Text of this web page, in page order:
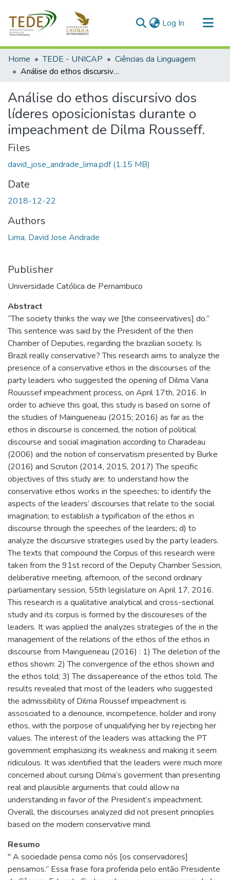
Log In (current)
Communities & Collections
All of DSpace
Home TEDE - UNICAP
Ciências da Linguagem
Análise do ethos discursivo dos líderes oposicionistas durante o impeachment de Dilma Rousseff.
Análise do ethos discursivo dos
líderes oposicionistas durante o
impeachment de Dilma Rousseff.
Files
david_jose_andrade_lima.pdf(1.15 MB)
Date
2018-12-22
Authors
Lima, David Jose Andrade
Publisher
Universidade Católica de Pernambuco
Abstract
“The society thinks the way we [the conseervatives] do.”
This sentence was said by the President of the then
Chamber of Deputies, regarding the brazilian society. Is
Brazil really conservative? This research aims to analyze the
presence of a conservative ethos in the discourses of the
party leaders who suggested the opening of Dilma Vana
Rouussef impeachment process, on April 17th, 2016. In
order to achieve this goal, this study is based on some of
the studies of Maingueneau (2015; 2016) as far as the
ethos in discourse is concerned, the notion of political
discourse and social imagination according to Charadeau
(2006) and the notion of conservatism presented by Burke
(2016) and Scruton (2014, 2015, 2017) The specific
objectives of this study are: to understand how the
conservative ethos works in the speeches; to identify the
aspects of the leaders’ discourses that relate to the social
imagination; to establish a typification of the ethos in
discourse through the speeches of the learders; d) to
analyze the discursive strategies used by the party leaders.
The texts that compound the Corpus of this research were
taken from the 91st record of the Deputy Chamber Session,
deliberative meeting, afternoon, of the second ordinary
parliamentary session, 55th legislature on April 17, 2016.
This research is a qualitative analytical and cross-sectional
study and its corpus is formed by the discoureses of the
leaders. It was applied the analyzes strategies of the in the
management of the relations of the ethos of the ethos in
discourse from Maingueneau (2016) : 1) The deletion of the
ethos shown: 2) The convergence of the ethos shown and
the ethos told; 3) The dissapereance of the ethos told. The
results revealed that most of the leaders who suggested
the admissibility of Dilma Roussef impeachment is
assosciated to a denounce, incompetence, holder and irony
ethos, with the porpose of unqualifying her by rejecting her
values. The interest of the leaders was attacking the PT
government emphasizing its weakness and making it seem
ridiculous. It was identified that the leaders were much more
concerned about cursing Dilma’s goverment than presenting
real and plausible arguments that could allow na
understanding in favor of the President’s impeachment.
Overall, the discourses analyzed did not present principles
based on the modern conservative mind.
Resumo
" A sociedade pensa como nós [os conservadores]
pensamos.” Essa frase fora proferida pelo então Presidente